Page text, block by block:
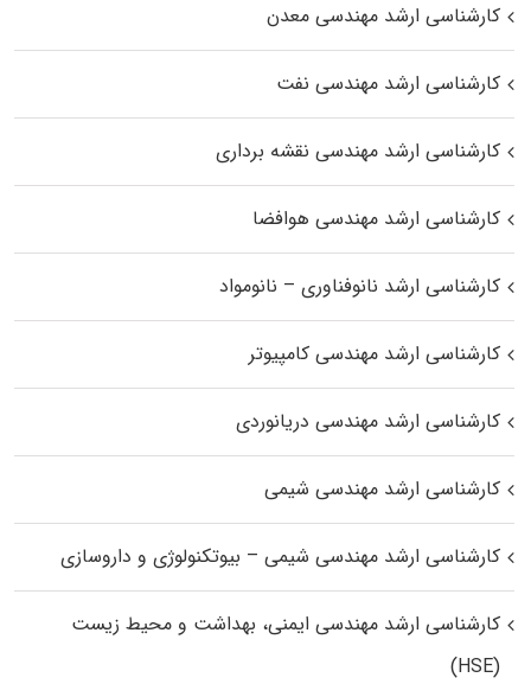
کارشناسی ارشد مهندسی معدن
کارشناسی ارشد مهندسی نفت
کارشناسی ارشد مهندسی نقشه برداری
کارشناسی ارشد مهندسی هوافضا
کارشناسی ارشد نانوفناوری – نانومواد
کارشناسی ارشد مهندسی کامپیوتر
کارشناسی ارشد مهندسی دریانوردی
کارشناسی ارشد مهندسی شیمی
کارشناسی ارشد مهندسی شیمی – بیوتکنولوژی و داروسازی
کارشناسی ارشد مهندسی ایمنی، بهداشت و محیط زیست
(HSE)